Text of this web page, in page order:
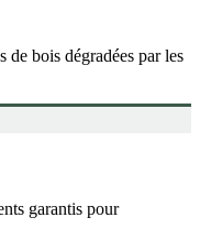
de bois dégradées par les
garantis pour